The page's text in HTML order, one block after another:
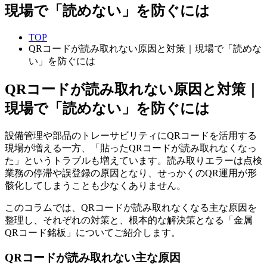
現場で「読めない」を防ぐには
TOP
QRコードが読み取れない原因と対策｜現場で「読めな
い」を防ぐには
QRコードが読み取れない原因と対策｜
現場で「読めない」を防ぐには
設備管理や部品のトレーサビリティにQRコードを活用する
現場が増える一方、「貼ったQRコードが読み取れなくなっ
た」というトラブルも増えています。読み取りエラーは点検
業務の停滞や誤登録の原因となり、せっかくのQR運用が形
骸化してしまうことも少なくありません。
このコラムでは、QRコードが読み取れなくなる主な原因を
整理し、それぞれの対策と、根本的な解決策となる「金属
QRコード銘板」についてご紹介します。
QRコードが読み取れない主な原因